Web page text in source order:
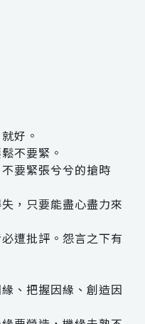
好。
不要緊。
要緊張兮兮的搶時
，只要能盡心盡力來
遭批評。怨言之下有
、把握因緣、創造因